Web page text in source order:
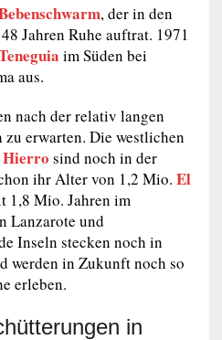
, der in den
Jahren Ruhe auftrat. 1971
im Süden bei
aus.
nach der relativ langen
zu erwarten. Die westlichen
sind noch in der
ihr Alter von 1,2 Mio. El
1,8 Mio. Jahren im
Lanzarote und
Inseln stecken noch in
werden in Zukunft noch so
erleben.
in